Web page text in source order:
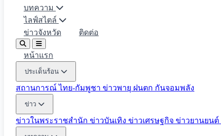
บทความ
ไลฟ์สไตล์
ข่าวจังหวัด
ติดต่อ
หน้าแรก
ประเด็นร้อน
สถานการณ์ ไทย-กัมพูชา ข่าวพายุ ฝนตก กันจอมพลัง
ข่าว
ข่าวในพระราชสำนัก ข่าวบันเทิง ข่าวเศรษฐกิจ ข่าวยานยนต์